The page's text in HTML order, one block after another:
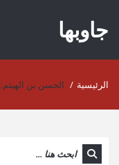
جاوبها
الرئيسية / الحسن بن